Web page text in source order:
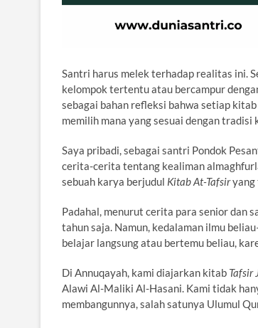
Santri harus melek terhadap realitas ini.
kelompok tertentu atau bercampur
sebagai bahan refleksi bahwa setiap
memilih mana yang sesuai dengan tradisi
Saya pribadi, sebagai santri Pondok
cerita-cerita tentang kealiman
sebuah karya berjudul Kitab At-Tafsiryang
Padahal, menurut cerita para senior dan
tahun saja. Namun, kedalaman ilmu
belajar langsung atau bertemu beliau,
Di Annuqayah, kami diajarkan kitab Tafsir
Alawi Al-Maliki Al-Hasani. Kami tidak
membangunnya, salah satunya Ulumul